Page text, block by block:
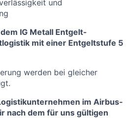
und
IG Metall Entgelt-
mit einer Entgeltstufe 5
werden bei gleicher
im Airbus-
nach dem für uns gültigen